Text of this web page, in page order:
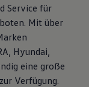
Service für
Mit über
Hyundai,
eine große
Verfügung.